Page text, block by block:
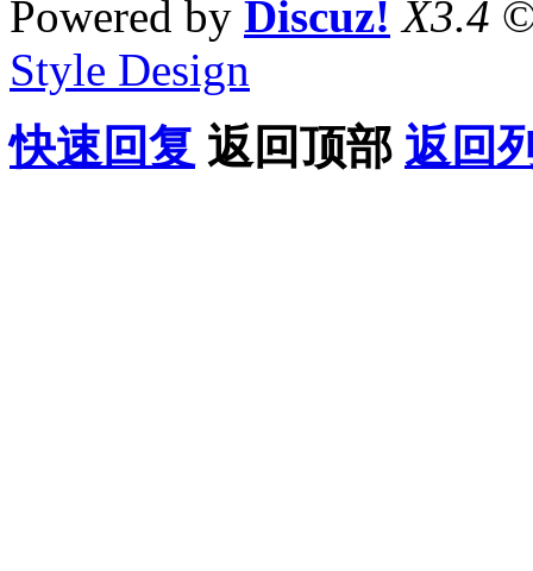
Powered by Discuz! X3.4
Style Design
快速回复 返回顶部 返回